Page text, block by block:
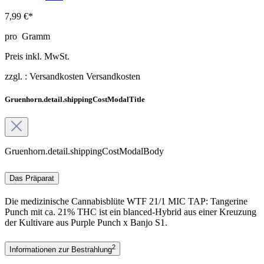
7,99 €*
pro Gramm
Preis inkl. MwSt.
zzgl. : Versandkosten Versandkosten
Gruenhorn.detail.shippingCostModalTitle
Gruenhorn.detail.shippingCostModalBody
Das Präparat
Die medizinische Cannabisblüte WTF 21/1 MIC TAP: Tangerine
Punch mit ca. 21% THC ist ein blanced-Hybrid aus einer Kreuzung
der Kultivare aus Purple Punch x Banjo S1.
Informationen zur Bestrahlung2